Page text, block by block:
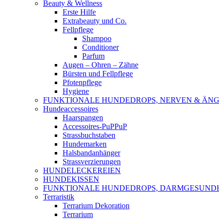
Beauty & Wellness
Erste Hilfe
Extrabeauty und Co.
Fellpflege
Shampoo
Conditioner
Parfum
Augen – Ohren – Zähne
Bürsten und Fellpflege
Pfotenpflege
Hygiene
FUNKTIONALE HUNDEDROPS, NERVEN &
Hundeaccessoires
Haarspangen
Accessoires-PuPPuP
Strassbuchstaben
Hundemarken
Halsbandanhänger
Strassverzierungen
HUNDELECKEREIEN
HUNDEKISSEN
FUNKTIONALE HUNDEDROPS,
Terraristik
Terrarium Dekoration
Terrarium